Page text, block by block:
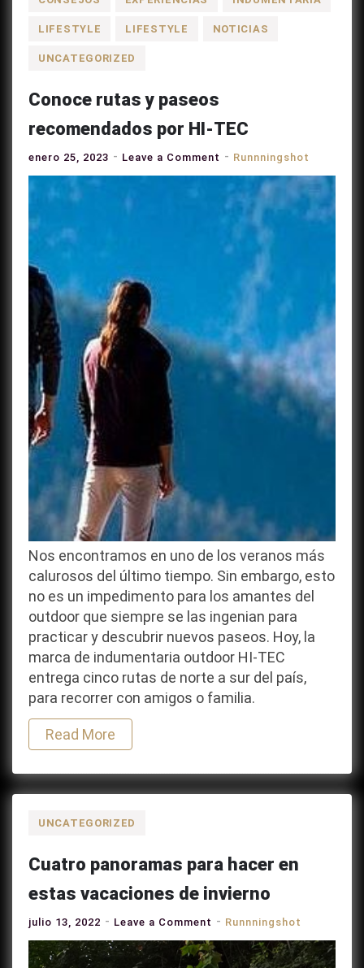
LIFESTYLE LIFESTYLE NOTICIAS
UNCATEGORIZED
Conoce rutas y paseos
recomendados por HI-TEC
enero 25, 2023 Leave a Comment on
Conoce
rutas
y
recomendados
Runnningshot
Nos encontramos en uno de los veranos más
calurosos del último tiempo. Sin embargo, esto
no es un impedimento para los amantes del
outdoor que siempre se las ingenian para
practicar y descubrir nuevos paseos. Hoy, la
marca de indumentaria outdoor HI-TEC
entrega cinco rutas de norte a sur del país,
para recorrer con amigos o familia.
Read More
UNCATEGORIZED
Cuatro panoramas para hacer en
estas vacaciones de invierno
julio 13, 2022 Leave a Comment on
Cuatro
panoramas
Runnningshot